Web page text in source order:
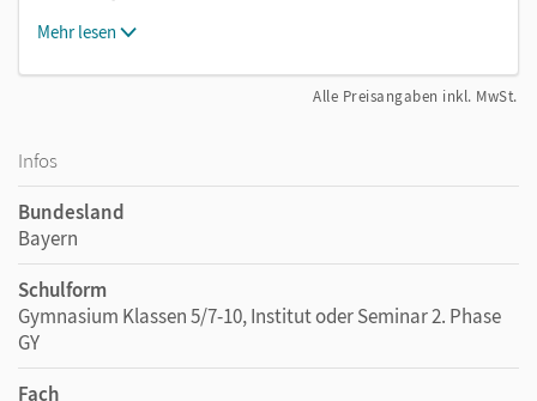
Mehr lesen
Alle Preisangaben inkl. MwSt.
Infos
Bundesland
Bayern
Schulform
Gymnasium Klassen 5/7-10, Institut oder Seminar 2. Phase
GY
Fach